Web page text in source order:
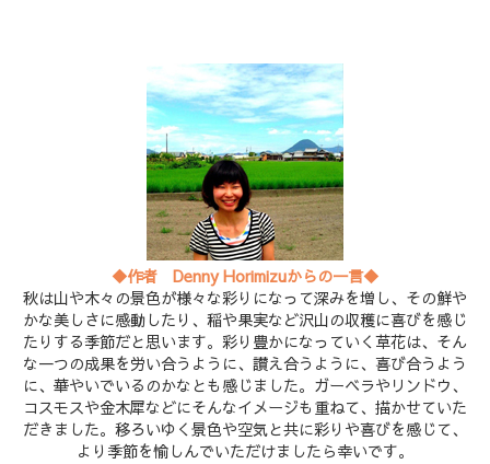
◆作者 Denny Horimizuからの一言◆
秋は山や木々の景色が様々な彩りになって深みを増し、その鮮や
かな美しさに感動したり、稲や果実など沢山の収穫に喜びを感じ
たりする季節だと思います。彩り豊かになっていく草花は、そん
な一つの成果を労い合うように、讃え合うように、喜び合うよう
に、華やいでいるのかなとも感じました。ガーベラやリンドウ、
コスモスや金木犀などにそんなイメージも重ねて、描かせていた
だきました。移ろいゆく景色や空気と共に彩りや喜びを感じて、
より季節を愉しんでいただけましたら幸いです。